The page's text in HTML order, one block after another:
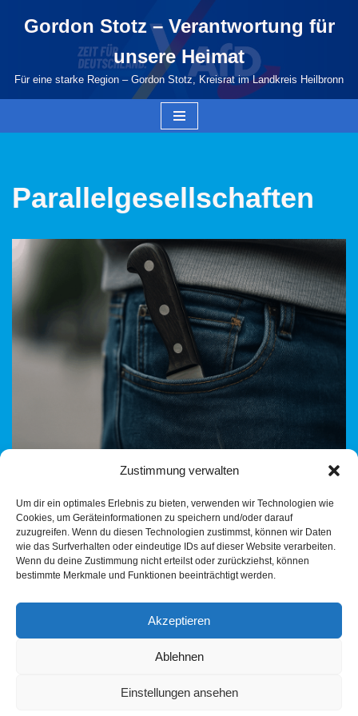
Zustimmung verwalten
Um dir ein optimales Erlebnis zu bieten, verwenden wir Technologien wie
Cookies, um Geräteinformationen zu speichern und/oder darauf
zuzugreifen. Wenn du diesen Technologien zustimmst, können wir Daten
wie das Surfverhalten oder eindeutige IDs auf dieser Website verarbeiten.
Wenn du deine Zustimmung nicht erteilst oder zurückziehst, können
bestimmte Merkmale und Funktionen beeinträchtigt werden.
Akzeptieren
Ablehnen
Einstellungen ansehen
springen
Gordon Stotz – Verantwortung für
unsere Heimat
Für eine starke Region – Gordon Stotz, Kreisrat im Landkreis Heilbronn
Parallelgesellschaften
gesellschaftlicher Entwicklungen seit 2015 Messerkriminalität in
Deutschland ist längst keine Ausnahme mehr – sie ist Teil einer
gesamtgesellschaftlichen…Weiterlesen »